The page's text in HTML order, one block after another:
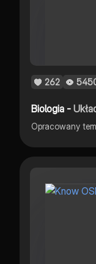
262
Biologia -